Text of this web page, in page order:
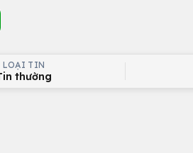
LOẠI TIN
thường